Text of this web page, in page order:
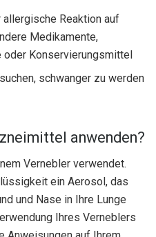
Reaktion auf
Medikamente,
Konservierungsmittel
schwanger zu werden
anwenden?
Vernebler verwendet.
ein Aerosol, das
und Nase in Ihre Lunge
Ihres Verneblers